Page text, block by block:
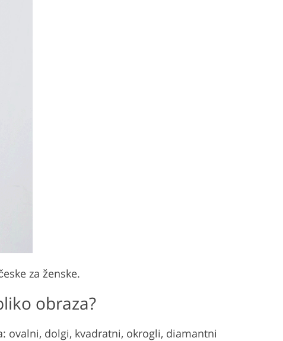
za ženske.
obraza?
ovalni, dolgi, kvadratni, okrogli, diamantni